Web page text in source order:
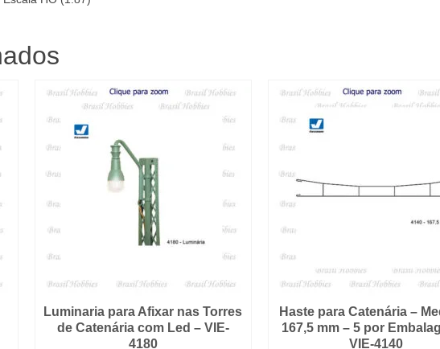
Luminaria para Afixar nas Torres
de Catenária com Led – VIE-
4180
Haste para Catenária –
167,5 mm – 5 por
VIE-4140